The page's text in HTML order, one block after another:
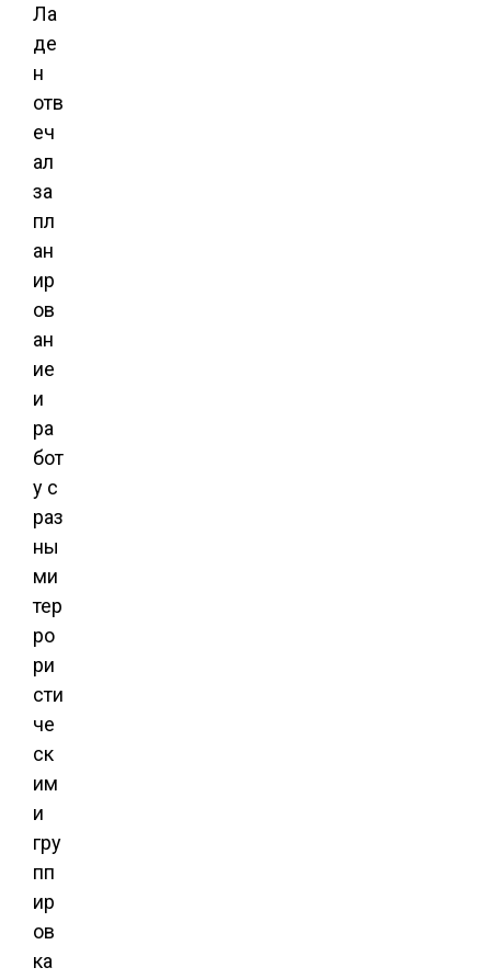
Ла
де
н
отв
еч
ал
за
пл
ан
ир
ов
ан
ие
и
ра
бот
у с
раз
ны
ми
тер
ро
ри
сти
че
ск
им
и
гру
пп
ир
ов
ка